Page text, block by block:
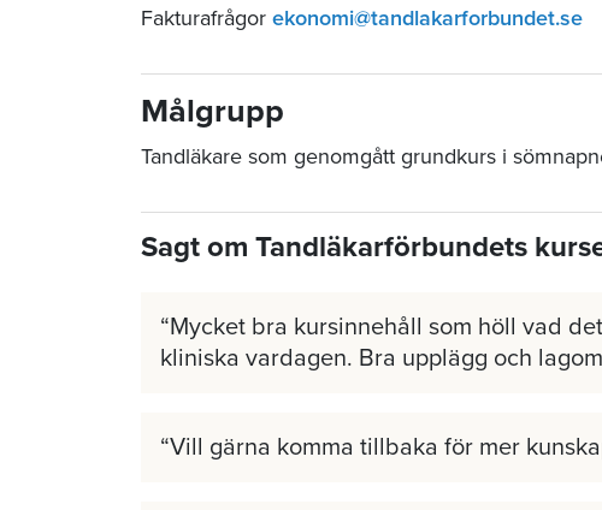
Fakturafrågor ekonomi@tandlakarforbundet.se
Målgrupp
Tandläkare som genomgått grundkurs i
Sagt om Tandläkarförbundets
Mycket bra kursinnehåll som höll vad
kliniska vardagen. Bra upplägg och
Vill gärna komma tillbaka för mer